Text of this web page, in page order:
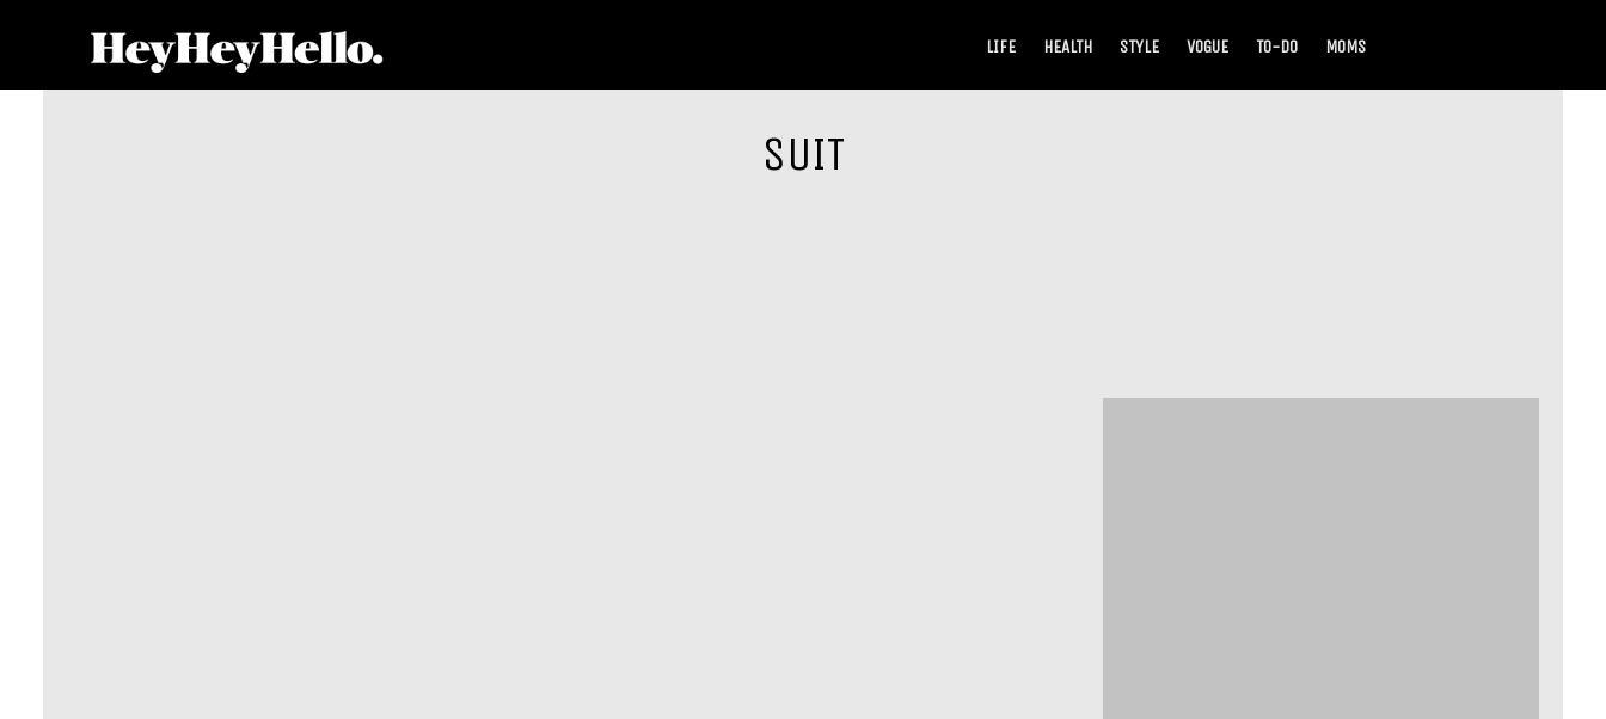
LIFE HEALTH STYLE VOGUE TO-DO MOMS
SUIT